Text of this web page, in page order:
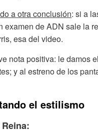
a otra conclusión: si a
examen de ADN sale la
esa del video.
nota positiva: le damos
y al estreno de los
el estilismo